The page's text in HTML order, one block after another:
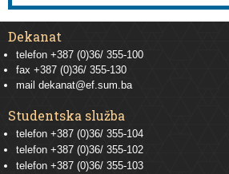
Dekanat
telefon +387 (0)36/ 355-100
fax +387 (0)36/ 355-130
mail dekanat@ef.sum.ba
Studentska služba
telefon +387 (0)36/ 355-104
telefon +387 (0)36/ 355-102
telefon +387 (0)36/ 355-103